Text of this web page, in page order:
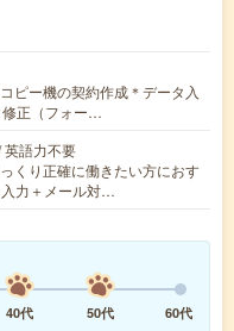
ピー機の契約作成＊データ入
修正（フォー…
英語力不要
くり正確に働きたい方におす
力＋メール対…
40代 50代
60代